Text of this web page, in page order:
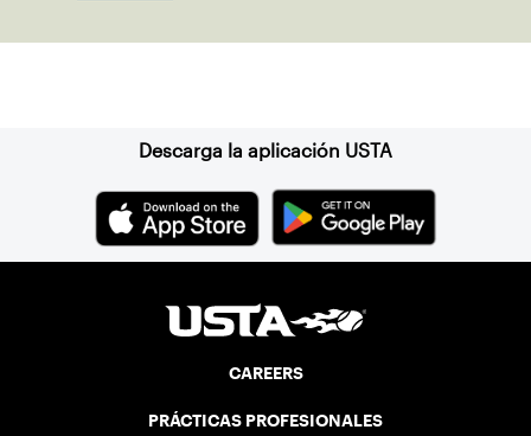
Descarga la aplicación USTA
CAREERS
PRÁCTICAS PROFESIONALES